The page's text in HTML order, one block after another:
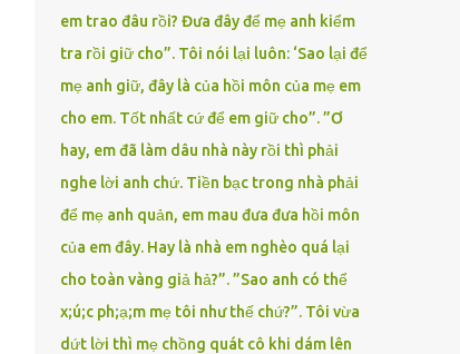
em trao đâu rồi? Đưa đây để mẹ anh kiểm
tra rồi giữ cho”. Tôi nói lại luôn: ‘Sao lại để
mẹ anh giữ, đây là của hồi môn của mẹ em
cho em. Tốt nhất cứ để em giữ cho”. ”Ơ
hay, em đã làm dâu nhà này rồi thì phải
nghe lời anh chứ. Tiền bạc trong nhà phải
để mẹ anh quản, em mau đưa đưa hồi môn
của em đây. Hay là nhà em nghèo quá lại
cho toàn vàng giả hả?”. ”Sao anh có thể
x;ú;c ph;ạ;m mẹ tôi như thế chứ?”. Tôi vừa
dứt lời thì mẹ chồng quát cô khi dám lên